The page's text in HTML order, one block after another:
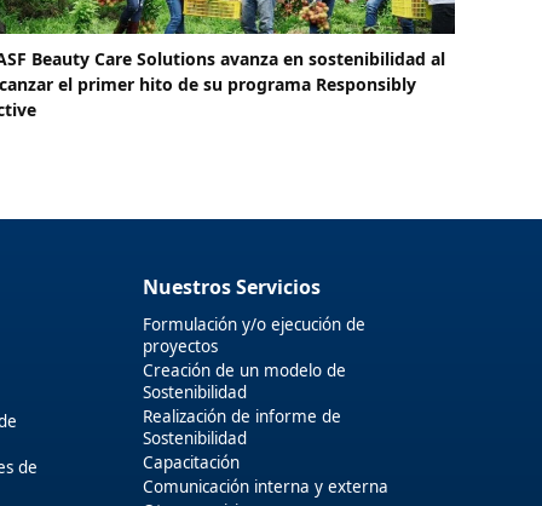
Beauty Care Solutions avanza en sostenibilidad al
el primer hito de su programa Responsibly
de
Nuestros Servicios
Formulación y/o ejecución de
proyectos
Creación de un modelo de
Sostenibilidad
Realización de informe de
Sostenibilidad
Capacitación
Comunicación interna y externa